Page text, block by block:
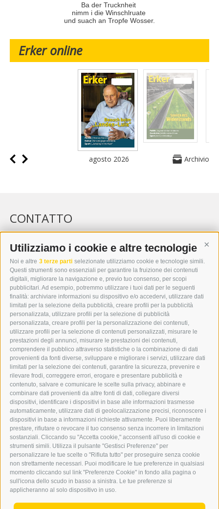
Utilizziamo i cookie e altre tecnologie
Noi e altre 3 terze parti selezionate utilizziamo cookie e tecnologie simili.
Questi strumenti sono essenziali per garantire la fruizione dei contenuti
digitali, migliorare la navigazione e, previo tuo consenso, per scopi
pubblicitari. Ad esempio, potremmo utilizzare i tuoi dati per le seguenti
finalità: archiviare informazioni su dispositivo e/o accedervi, utilizzare dati
limitati per la selezione della pubblicità, creare profili per la pubblicità
personalizzata, utilizzare profili per la selezione di pubblicità
personalizzata, creare profili per la personalizzazione dei contenuti,
utilizzare profili per la selezione di contenuti personalizzati, misurare le
prestazioni degli annunci, misurare le prestazioni dei contenuti,
comprendere il pubblico attraverso statistiche o la combinazione di dati
provenienti da fonti diverse, sviluppare e migliorare i servizi, utilizzare dati
limitati per la selezione dei contenuti, garantire la sicurezza, prevenire e
rilevare frodi, correggere errori, erogare e presentare pubblicità e
contenuto, salvare e comunicare le scelte sulla privacy, abbinare e
combinare dati provenienti da altre fonti di dati, collegare diversi
dispositivi, identificare i dispositivi in base alle informazioni trasmesse
automaticamente, utilizzare dati di geolocalizzazione precisi, riconoscere i
dispositivi in base a informazioni richieste attivamente. Puoi liberamente
prestare, rifiutare o revocare il tuo consenso senza incorrere in limitazioni
sostanziali. Cliccando su "Accetta cookie," acconsenti all'uso di cookie e
strumenti simili. Utilizza il pulsante "Gestisci Preferenze" per
personalizzare le tue scelte o "Rifiuta tutto" per proseguire senza cookie
non strettamente necessari. Puoi modificare le tue preferenze in qualsiasi
momento cliccando sul link "Preferenze Cookie" in fondo alla pagina o
sull'icona dello scudo in basso a sinistra. Le tue preferenze si
applicheranno al solo dispositivo in uso.
Ba der Trucknheit
nimm i die Winschlruate
und suach an Tropfe Wosser.
Erker online
agosto 2026 Archivio
CONTATTO
WIPP-MEDIA GMBH
DER ERKER
I-39049 VIPITENO
TEL.: +39 0472 766876
GRAFIK@DERERKER.IT
INFO@DERERKER.IT
BARBARA.FONTANA@DERERKER.IT
ERKER
PUBBLICITÀ NELL’ERKER
PUBBLICITÀ ONLINE
ADDEBITO DIRETTO SEPA
REGOLAMENTO COMMENTI
ONLINE VOTING
SERVICE
EVENTI
ANNUNCI
LINK UTILI
METEO
WEBCAM
VIDEO
NECROLOGI